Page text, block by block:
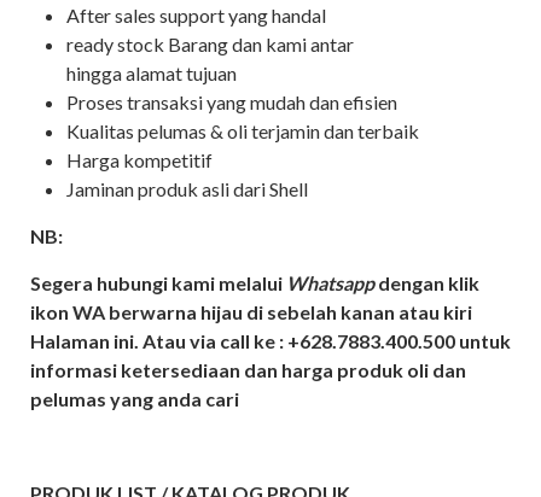
After sales support yang handal
ready stock Barang dan kami antar
hingga alamat tujuan
Proses transaksi yang mudah dan efisien
Kualitas pelumas & oli terjamin dan terbaik
Harga kompetitif
Jaminan produk asli dari Shell
NB:
Segera hubungi kami melalui Whatsappdengan klik
ikon WA berwarna hijau di sebelah kanan atau kiri
Halaman ini. Atau via call ke : +628.7883.400.500 untuk
informasi ketersediaan dan harga produk oli dan
pelumas yang anda cari